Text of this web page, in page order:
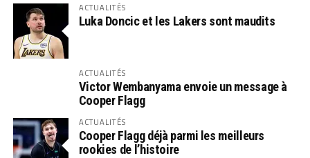
ACTUALITÉS
Luka Doncic et les Lakers sont maudits
ACTUALITÉS
Victor Wembanyama envoie un message à
Cooper Flagg
ACTUALITÉS
Cooper Flagg déjà parmi les meilleurs
rookies de l’histoire